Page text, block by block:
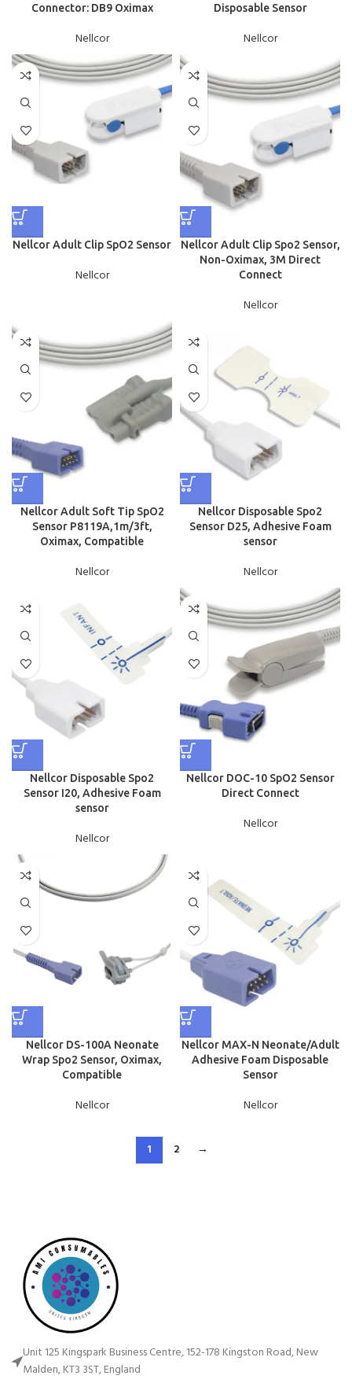
Connector: DB9 Oximax
Nellcor
Disposable Sensor
Nellcor
Nellcor Adult Clip SpO2 Sensor
Nellcor
Nellcor Adult Clip Spo2 Sensor,
Non-Oximax, 3M Direct
Connect
Nellcor
Nellcor Adult Soft Tip SpO2
Sensor P8119A,1m/3ft,
Oximax, Compatible
Nellcor
Nellcor Disposable Spo2
Sensor D25, Adhesive Foam
sensor
Nellcor
Nellcor Disposable Spo2
Sensor I20, Adhesive Foam
sensor
Nellcor
Nellcor DOC-10 SpO2 Sensor
Direct Connect
Nellcor
Nellcor DS-100A Neonate
Wrap Spo2 Sensor, Oximax,
Compatible
Nellcor
Nellcor MAX-N Neonate/Adult
Adhesive Foam Disposable
Sensor
Nellcor
1 2 →
Unit 125 Kingspark Business Centre, 152-178 Kingston Road, New
Malden, KT3 3ST, England